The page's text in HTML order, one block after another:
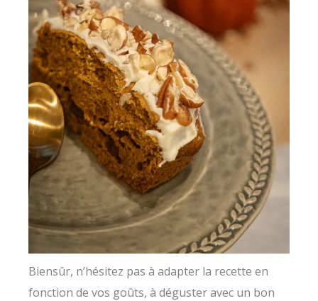
Biensûr, n’hésitez pas à adapter la recette en
fonction de vos goûts, à déguster avec un bon